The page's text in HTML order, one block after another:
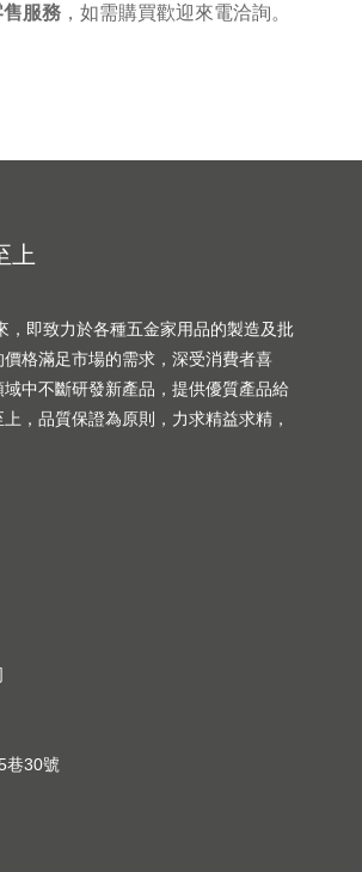
服務， 如需購買歡迎來電洽詢。
上
，即致力於各種五金家用品的製造及批
格滿足市場的需求，深受消費者喜
中不斷研發新產品，提供優質產品給
，品質保證為原則，力求精益求精，
巷30號